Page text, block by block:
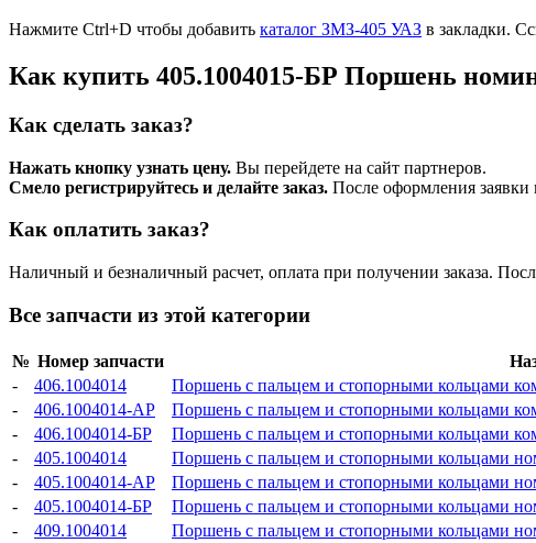
Нажмите Ctrl+D чтобы добавить каталог ЗМЗ-405 УАЗ в закладки.
Как купить 405.1004015-БР Поршень
Как сделать заказ?
Нажать кнопку узнать цену. Вы перейдете на сайт партнеров.
Смело регистрируйтесь и делайте заказ. После оформления заявки
Как оплатить заказ?
Наличный и безналичный расчет, оплата при получении заказа.
Все запчасти из этой категории
№ Номер запчасти
-
406.1004014 Поршень с пальцем и стопорными кольцами
-
406.1004014-АР Поршень с пальцем и стопорными кольцами
-
406.1004014-БР Поршень с пальцем и стопорными кольцами
-
405.1004014 Поршень с пальцем и стопорными кольцами
-
405.1004014-АР Поршень с пальцем и стопорными кольцами
-
405.1004014-БР Поршень с пальцем и стопорными кольцами
-
409.1004014 Поршень с пальцем и стопорными кольцами